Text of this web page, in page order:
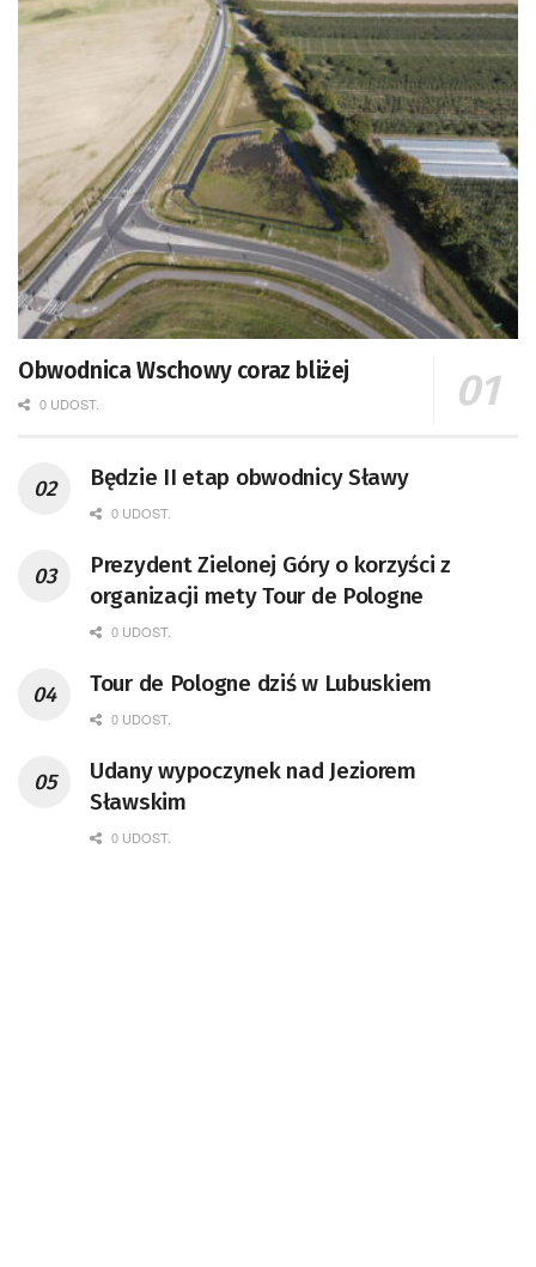
Obwodnica Wschowy coraz bliżej
0 UDOST.
Będzie II etap obwodnicy Sławy
0 UDOST.
Prezydent Zielonej Góry o korzyści z
organizacji mety Tour de Pologne
0 UDOST.
Tour de Pologne dziś w Lubuskiem
0 UDOST.
Udany wypoczynek nad Jeziorem
Sławskim
0 UDOST.